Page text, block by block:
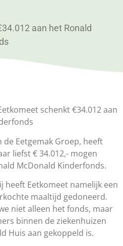
aan het Ronald
schenkt €34.012 aan
Eetgemak Groep, heeft
liefst € 34.012,- mogen
McDonald Kinderfonds.
heeft Eetkomeet namelijk een
maaltijd gedoneerd.
niet alleen het fonds, maar
binnen de ziekenhuizen
Huis aan gekoppeld is.